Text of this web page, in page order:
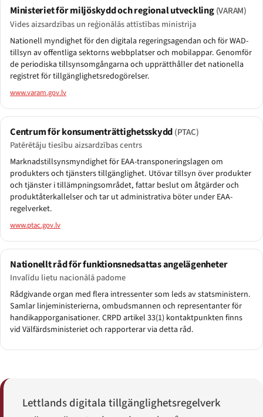
Ministeriet för miljöskydd och regional utveckling(VARAM)
Vides aizsardzības un reģionālās attīstības ministrija
Nationell myndighet för den digitala regeringsagendan och för WAD-
tillsyn av offentliga sektorns webbplatser och mobilappar. Genomför
de periodiska tillsynsomgångarna och upprätthåller det nationella
registret för tillgänglighetsredogörelser.
www.varam.gov.lv
Centrum för konsumenträttighetsskydd(PTAC)
Patērētāju tiesību aizsardzības centrs
Marknadstillsynsmyndighet för EAA-transponeringslagen om
produkters och tjänsters tillgänglighet. Utövar tillsyn över produkter
och tjänster i tillämpningsområdet, fattar beslut om åtgärder och
produktåterkallelser och tar ut administrativa böter under EAA-
regelverket.
www.ptac.gov.lv
Nationellt råd för funktionsnedsattas angelägenheter
Invalīdu lietu nacionālā padome
Rådgivande organ med flera intressenter som leds av statsministern.
Samlar linjeministerierna, ombudsmannen och representanter för
handikapporganisationer. CRPD artikel 33(1) kontaktpunkten finns
vid Välfärdsministeriet och rapporterar via detta råd.
Lettlands digitala tillgänglighetsregelverk